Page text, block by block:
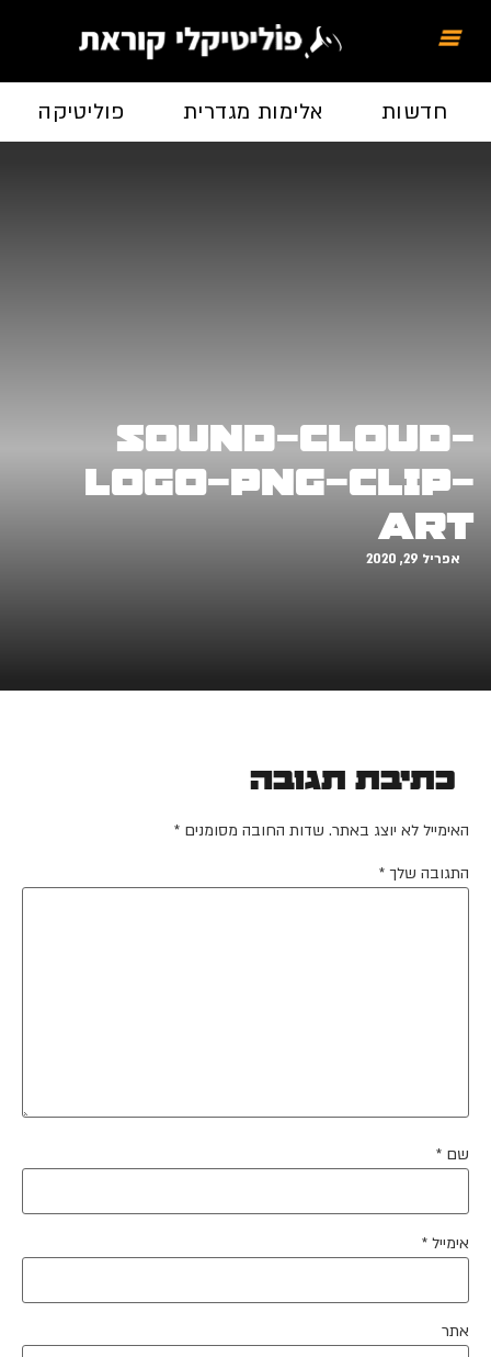
חדשות אלימות מגדרית פוליטיקה
sound-cloud-
logo-png-clip-
art
אפריל 29, 2020
כתיבת תגובה
האימייל לא יוצג באתר. שדות החובה מסומנים *
התגובה שלך *
שם *
אימייל *
אתר